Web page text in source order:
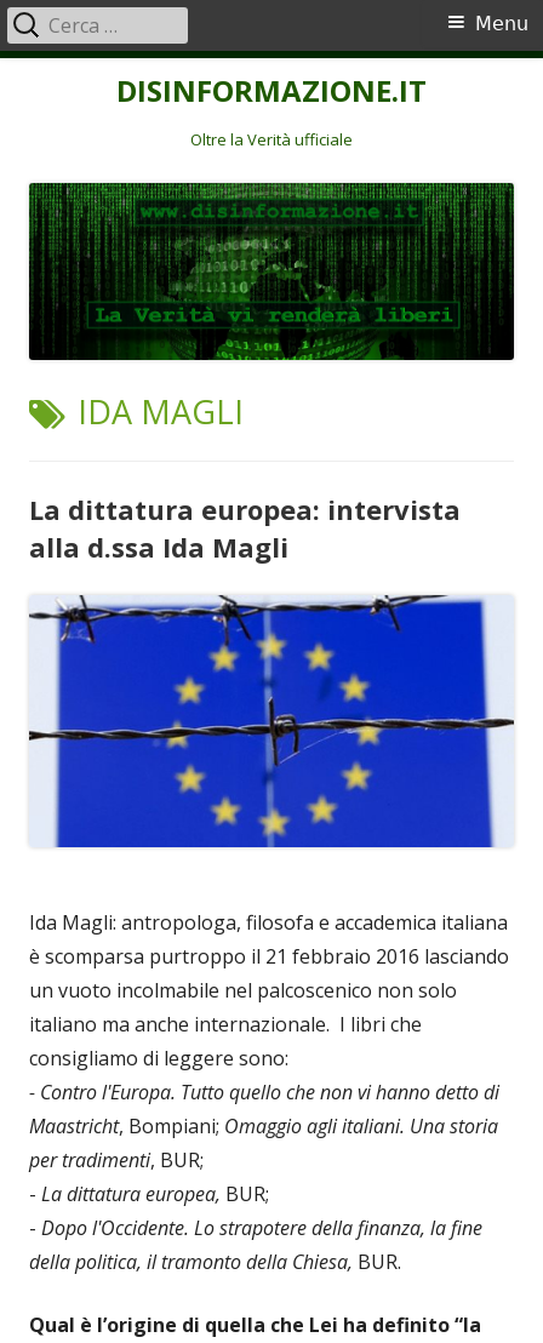
DISINFORMAZIONE.IT
Oltre la Verità ufficiale
Menu
principale
Menu
Ricerca
per:
TAG:
IDA MAGLI
La dittatura europea: intervista
alla d.ssa Ida Magli
Ida Magli: antropologa, filosofa e accademica italiana
è scomparsa purtroppo il 21 febbraio 2016 lasciando
un vuoto incolmabile nel palcoscenico non solo
italiano ma anche internazionale. I libri che
consigliamo di leggere sono:
- Contro l'Europa. Tutto quello che non vi hanno detto di
Maastricht, Bompiani; Omaggio agli italiani. Una storia
per tradimenti, BUR;
- La dittatura europea, BUR;
- Dopo l'Occidente. Lo strapotere della finanza, la fine
della politica, il tramonto della Chiesa, BUR.
Qual è l’origine di quella che Lei ha definito “la